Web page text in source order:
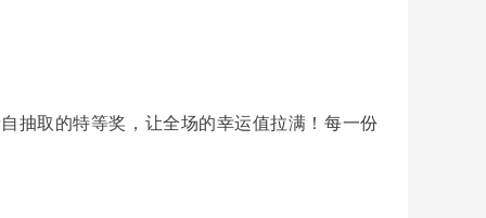
抽取的特等奖，让全场的幸运值拉满！每一份